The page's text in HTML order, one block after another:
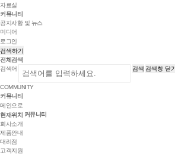
자료실
커뮤니티
공지사항 및 뉴스
미디어
로그인
검색하기
전체검색
검색어
검색 검색창 닫기
COMMUNITY
커뮤니티
메인으로
현재위치 커뮤니티
회사소개
제품안내
대리점
고객지원